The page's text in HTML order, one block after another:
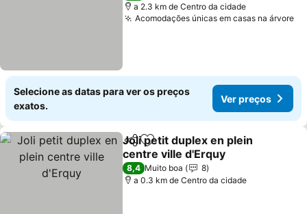
a 2.3 km de Centro da cidade
Acomodações únicas em casas na árvore
Selecione as datas para ver os preços
exatos.
Ver preços
PartilharAdicionar aos favoritos
Joli petit duplex en plein
centre ville d'Erquy
8,4 Muito boa
8
a 0.3 km de Centro da cidade